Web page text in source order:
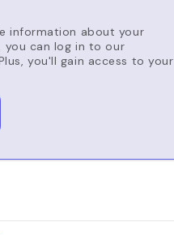
information about your
can log in to our
you'll gain access to your